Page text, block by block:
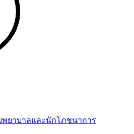
ยาบาลและนักโภชนาการ